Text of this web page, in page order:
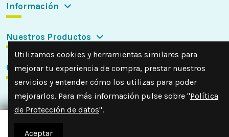
Información
Nuestros Productos
Contactar con nosotros
Utilizamos cookies y herramientas similares para
mejorar tu experiencia de compra, prestar nuestros
servicios y entender cómo los utilizas para poder
mejorarlos. Para más información pulse sobre "Política
de Protección de datos".
Aceptar